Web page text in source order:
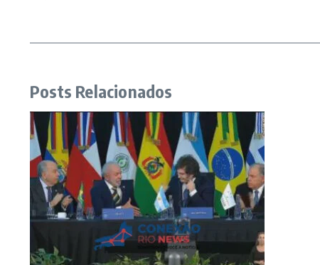
Posts Relacionados